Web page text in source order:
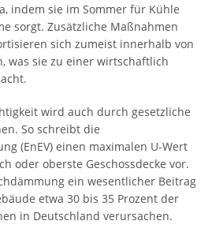
indem sie im Sommer für Kühle
sorgt. Zusätzliche Maßnahmen
sich zumeist innerhalb von
was sie zu einer wirtschaftlich
wird auch durch gesetzliche
So schreibt die
(EnEV) einen maximalen U-Wert
oder oberste Geschossdecke vor.
ein wesentlicher Beitrag
etwa 30 bis 35 Prozent der
in Deutschland verursachen.